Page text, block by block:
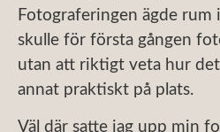
Fotograferingen ägde
skulle för första gången
utan att riktigt veta hur
annat praktiskt på plats.
Väl där satte jag upp min